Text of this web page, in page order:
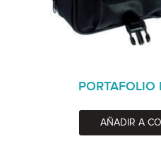
PORTAFOLIO
AÑADIR A